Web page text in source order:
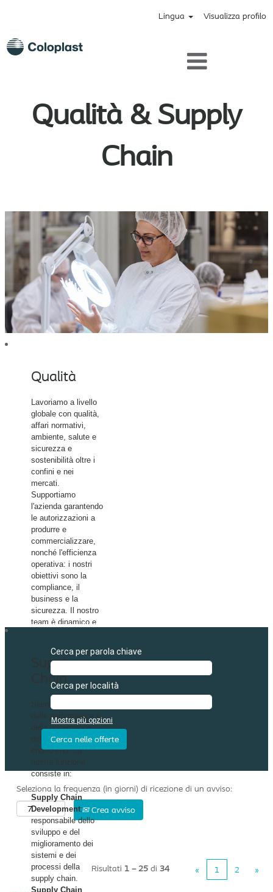
Lingua Visualizza profilo
Qualità & Supply
Chain
Qualità
Lavoriamo a livello
globale con qualità,
affari normativi,
ambiente, salute e
sicurezza e
sostenibilità oltre i
confini e nei
mercati.
Supportiamo
l'azienda garantendo
le autorizzazioni a
produrre e
commercializzare,
nonché l'efficienza
operativa: i nostri
obiettivi sono la
compliance, il
business e la
sicurezza. Il nostro
team è dinamico e
colleghi con
e percorsi di studi
diversi.
Esempi di posizioni
includono:
- Quality Systems
- Sustainability
Business Partner​
- Product Support
Specialist​
- Supplier Quality
Manager​
- QA Project
Manager​
- Supplier Quality
Manager​
Supply
Chain​
delle performance e
della governance
della supply chain
end-to-end. La
consiste in:
Supply Chain
Development:
responsabile dello
sviluppo e del
miglioramento dei
sistemi e dei
processi della
supply chain.
Supply Chain
Cerca per parola chiave
Cerca per località
Mostra più opzioni
Seleziona la frequenza (in giorni) di ricezione di un avviso:
Crea avviso
Risultati 1 – 25 di 34 « 1 2 »